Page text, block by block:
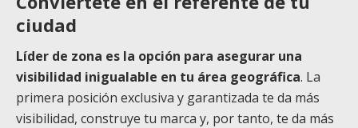
ciudad
Líder de zona es la opción para asegurar una
visibilidad inigualable en tu área geográfica. La
primera posición exclusiva y garantizada te da más
visibilidad, construye tu marca y, por tanto, te da más